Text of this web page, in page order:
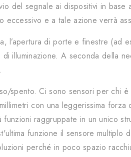
del segnale ai dispositivi in
eccessivo e a tale azione verrà
l’apertura di porte e finestre (ad
illuminazione. A seconda della
spento. Ci sono sensori per chi
con una leggerissima forza
raggruppate in un unico
funzione il sensore multiplo
perché in poco spazio